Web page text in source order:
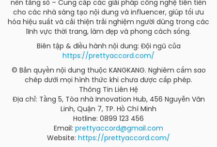
nền tảng số – Cung cấp các giải pháp công nghệ tiên tiến
cho các nhà sáng tạo nội dung và influencer, giúp tối ưu
hóa hiệu suất và cải thiện trải nghiệm người dùng trong các
lĩnh vực thời trang, làm đẹp và phong cách sống.
Biên tập & điều hành nội dung: Đội ngũ của
https://prettyaccord.com/
© Bản quyền nội dung thuộc KANGKANG. Nghiêm cấm sao
chép dưới mọi hình thức khi chưa được cấp phép.
Thông Tin Liên Hệ
Địa chỉ: Tầng 5, Tòa nhà Innovation Hub, 456 Nguyễn Văn
Linh, Quận 7, TP. Hồ Chí Minh
Hotline: 0899 123 456
Email: prettyaccord@gmail.com
Website: https://prettyaccord.com/